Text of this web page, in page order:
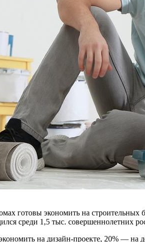
готовы экономить на
среди 1,5 тыс. совершеннолетних
на дизайн-проекте, 20% —